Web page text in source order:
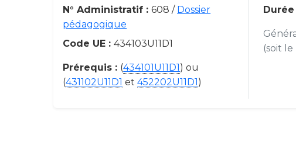
N° Administratif :608 / Dossier
pédagogique
Code UE :434103U11D1
Prérequis : (434101U11D1) ou
(431102U11D1 et452202U11D1)
Durée
(soit